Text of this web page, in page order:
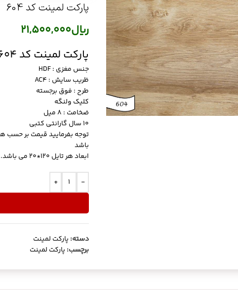
پارکت لمینت کد 604
ریال21,500,000
پارکت لمینت کد 604 برند A.S.P
جنس مغزی : HDF
ظریب سایش : AC4
طرح : فوق برجسته
کلیک ولنگه
ضخامت : 8 میل
10 سال گارانتی کتبی
باشد
ابعاد هر تایل 120*20 می باشد.
-
+
دسته: پارکت لمینت
برچسب: پارکت لمینت